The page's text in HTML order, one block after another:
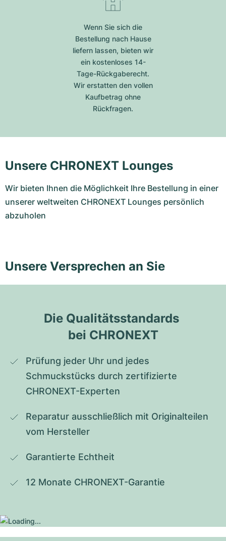
Wenn Sie sich die
Bestellung nach Hause
liefern lassen, bieten wir
ein kostenloses 14-
Tage-Rückgaberecht.
Wir erstatten den vollen
Kaufbetrag ohne
Rückfragen.
Unsere CHRONEXT Lounges
Wir bieten Ihnen die Möglichkeit Ihre Bestellung in einer
unserer weltweiten CHRONEXT Lounges persönlich
abzuholen
Unsere Versprechen an Sie
Die Qualitätsstandards
bei CHRONEXT
Prüfung jeder Uhr und jedes
Schmuckstücks durch zertifizierte
CHRONEXT-Experten
Reparatur ausschließlich mit Originalteilen
vom Hersteller
Garantierte Echtheit
12 Monate CHRONEXT-Garantie